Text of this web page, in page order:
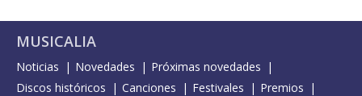
MUSICALIA
Noticias Novedades
Próximas novedades
Discos históricos
Canciones Festivales
Premios